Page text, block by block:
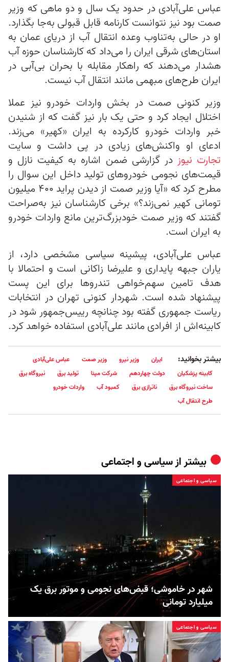
عباس علی‌آبادی در حدود یک سال و دو ماهی که وزیر
صمت بود نیز نتوانست کارنامه قابل‌ قبولی به‌جا بگذارد.
او در حالی به‌تناوب وعده انتقال آب از دریای عمان به
استان‌های شرقی ایران را می‌داد که کارشناسان حوزه آب
هشدار می‌دهند که راهکار مقابله با بحران بی‌آبی در
ایران طرح‌های مبهمی مانند انتقال آب نیست.
وزیر کنونی صمت در بخش واردات خودرو نیز عملا
اختلال ایجاد کرد و حتی یک بار نیز گفت که از شنیدن
خبر واردات خودرو کارکرده به ایران «کهیر» می‌زند.
ادعای او واکنش‌های زیادی در پی داشت و سایت
تجارت نیوز در گزارشی ضمن اشاره به کیفیت نازل و
قیمت‌های نجومی خودروهای تولید داخل این سوال را
مطرح کرد که «آیا وزیر صمت از دیدن پراید ۴۰۰ میلیون
تومانی کهیر نمی‌زند؟» برخی کارشناسان نیز به‌صراحت
گفتند که وزیر صمت خودبزرگ‌ترین مانع واردات خودرو
به ایران است.
عباس علی‌آبادی، پیشینه سیاسی مشخصی دارد، از
یاران جبهه پایداری و علیرضا زاکانی است و احتمالا با
هدف تامین سهم‌خواهی تندروها برای این پست
پیشنهاد شده است. شهردار کنونی تهران در انتخابات
ریاست‌ جمهوری گفته بود چنانچه رییس‌جمهور شود در
کابینه‌اش از افرادی مانند علی‌آبادی استفاده خواهد کرد.
بیشتر بخوانید: ایران وزیر نیرو وزیر صمت
عباس علی‌آبادی
کابینه پزشکیان
دولت چهاردهم شرکت مپنا تولید برق
نیروگاه برق
ساخت نیروگاه برق
ناترازی برق کمبود آب
واردات خودرو
طرح انتقال آب
بیشتر ازسیاسی و اجتماعی
سیاسی و اجتماعی
شهر در خاموشی؛ قبض‌های نجومی و موتور برق یک
میلیارد تومانی
سیاسی و اجتماعی